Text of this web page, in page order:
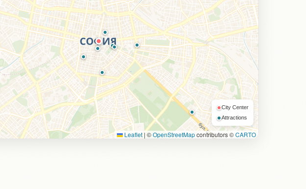
City Center
Attractions
Leaflet | ©OpenStreetMapcontributors ©CARTO